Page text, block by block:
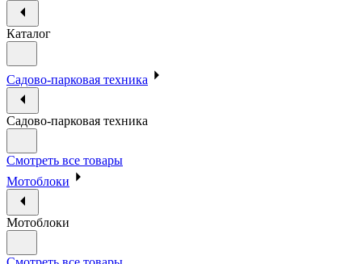
Каталог
Садово-парковая техника
Садово-парковая техника
Смотреть все товары
Мотоблоки
Мотоблоки